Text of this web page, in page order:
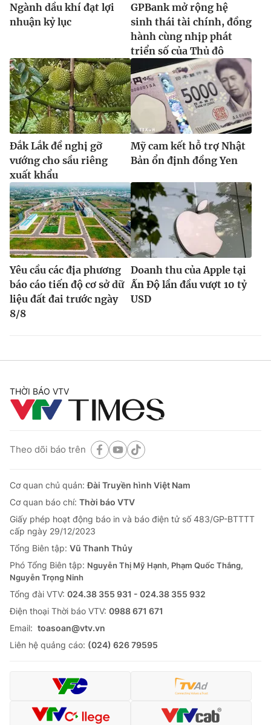
Ngành dầu khí đạt lợi
nhuận kỷ lục
GPBank mở rộng hệ
sinh thái tài chính, đồng
hành cùng nhịp phát
triển số của Thủ đô
Đắk Lắk đề nghị gỡ
vướng cho sầu riêng
xuất khẩu
Mỹ cam kết hỗ trợ Nhật
Bản ổn định đồng Yen
Yêu cầu các địa phương
báo cáo tiến độ cơ sở dữ
liệu đất đai trước ngày
8/8
Doanh thu của Apple tại
Ấn Độ lần đầu vượt 10 tỷ
USD
THỜI BÁO VTV
Theo dõi báo trên
Cơ quan chủ quản:Đài Truyền hình Việt Nam
Cơ quan báo chí: Thời báo VTV
Giấy phép hoạt động báo in và báo điện tử số 483/GP-BTTTT
cấp ngày 29/12/2023
Tổng Biên tập: Vũ Thanh Thủy
Phó Tổng Biên tập: Nguyễn Thị Mỹ Hạnh, Phạm Quốc Thắng,
Nguyễn Trọng Ninh
Tổng đài VTV: 024.38 355 931 - 024.38 355 932
Ðiện thoại Thời báo VTV: 0988 671 671
Email: toasoan@vtv.vn
Liên hệ quảng cáo: (024) 626 79595